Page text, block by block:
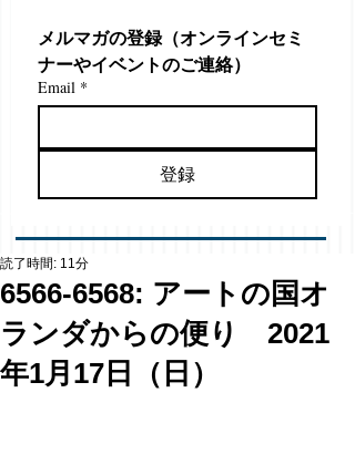
メルマガの登録（オンラインセミ
ナーやイベントのご連絡）
Email *
登録
6566-6568: アートの国オ
ランダからの便り 2021
年1月17日（日）
読了時間: 11分